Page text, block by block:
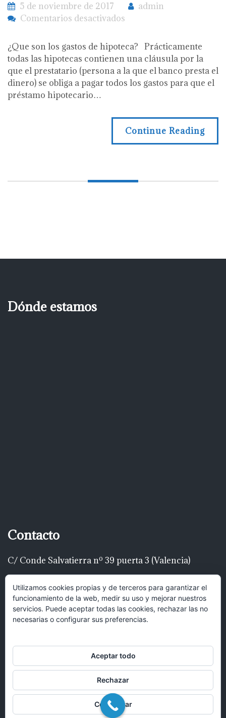
5 de noviembre de 2017
admin
Comentarios desactivados
hipoteca
y
como
reclamarlos
¿Que son los gastos de hipoteca? Prácticamente
todas las hipotecas contienen una cláusula por la
que el prestatario (persona a la que el banco presta el
dinero) se obliga a pagar todos los gastos para que el
préstamo hipotecario…
Continue Reading
Dónde estamos
Contacto
C/ Conde Salvatierra nº 39 puerta 3 (Valencia)
Telf: 616 22 00 22
luispascualrodríguez@gmail.com
© 2017 Bufete Pascual Abogados en Valencia
recibirás una respuesta lo antes posible.
Abrir chat
Utilizamos cookies propias y de terceros para garantizar el
funcionamiento de la web, medir su uso y mejorar nuestros
servicios. Puede aceptar todas las cookies, rechazar las no
necesarias o configurar sus preferencias.
Aceptar todo
Rechazar
Configurar